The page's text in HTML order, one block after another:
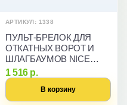
АРТИКУЛ: 1338
ПУЛЬТ-БРЕЛОК ДЛЯ
ОТКАТНЫХ ВОРОТ И
ШЛАГБАУМОВ NICE
FLO2R-S
1 516 р.
В корзину